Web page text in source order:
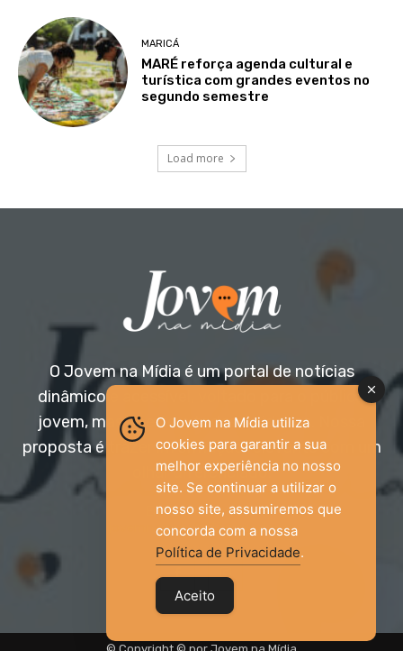
MARICÁ
MARÉ reforça agenda cultural e
turística com grandes eventos no
segundo semestre
Load more
O Jovem na Mídia é um portal de notícias
dinâmico e acessível, voltado para o público
jovem, mas aberto a todas as idades. Nossa
proposta é trazer informação relevante com um
olhar diferenciado.
Entre em contato:
jovemnamidia2017@gmail.com
O Jovem na Mídia utiliza
cookies para garantir a sua
melhor experiência no nosso
site. Se continuar a utilizar o
nosso site, assumiremos que
concorda com a nossa
Política de Privacidade.
Aceito